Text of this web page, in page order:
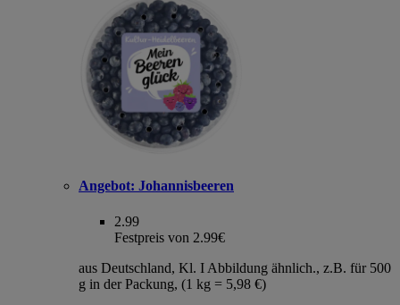
Angebot: Johannisbeeren
2.99
Festpreis von 2.99€
aus Deutschland, Kl. I Abbildung ähnlich., z.B. für 500
g in der Packung, (1 kg = 5,98 €)